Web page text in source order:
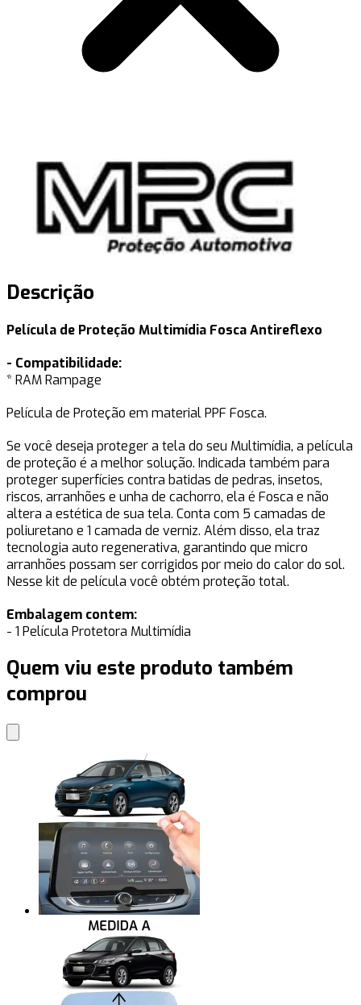
Descrição
Película de Proteção Multimídia Fosca Antireflexo
- Compatibilidade:
* RAM Rampage
Película de Proteção em material PPF Fosca.
Se você deseja proteger a tela do seu Multimídia, a película
de proteção é a melhor solução. Indicada também para
proteger superfícies contra batidas de pedras, insetos,
riscos, arranhões e unha de cachorro, ela é Fosca e não
altera a estética de sua tela. Conta com 5 camadas de
poliuretano e 1 camada de verniz. Além disso, ela traz
tecnologia auto regenerativa, garantindo que micro
arranhões possam ser corrigidos por meio do calor do sol.
Nesse kit de película você obtém proteção total.
Embalagem contem:
- 1 Película Protetora Multimídia
Quem viu este produto também
comprou